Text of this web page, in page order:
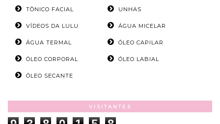
TÔNICO FACIAL UNHAS
VÍDEOS DA LULU ÁGUA MICELAR
ÁGUA TERMAL ÓLEO CAPILAR
ÓLEO CORPORAL ÓLEO LABIAL
ÓLEO SECANTE
VISITANTES